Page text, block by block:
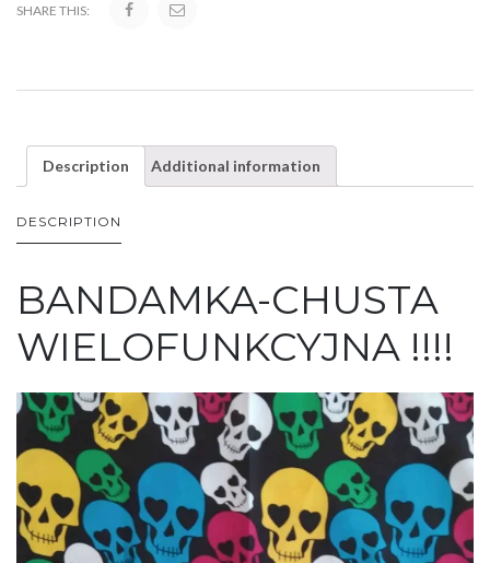
SHARE THIS:
Description Additional information
DESCRIPTION
BANDAMKA-CHUSTA
WIELOFUNKCYJNA !!!!